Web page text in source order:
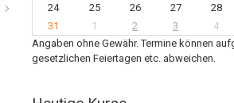
24
25 26 27 28
31
1 2 3 4
Angaben ohne Gewähr. Termine können
gesetzlichen Feiertagen etc. abweichen.